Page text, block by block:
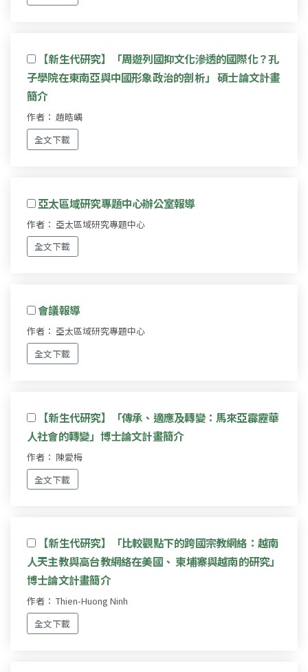
【新生代研究】「周遊列國抑文化滲透的國際化？孔
子學院在東南亞與中國形象政治的剖析」 碩士論文計畫
簡介
作者： 趙晧嵎
全文下載
亞太區域研究專題中心辦公室報導
作者： 亞太區域研究專題中心
全文下載
會議報導
作者： 亞太區域研究專題中心
全文下載
【新生代研究】「傳承、適應及轉變：馬來亞霹靂華
人社會的轉變」博士論文計畫簡介
作者： 陳愛梅
全文下載
【新生代研究】「比較觀點下的跨國宗教網絡：越南
人天主教與高台教網絡在美國、 柬埔寨與越南的研究」
博士論文計畫簡介
作者： Thien-Huong Ninh
全文下載